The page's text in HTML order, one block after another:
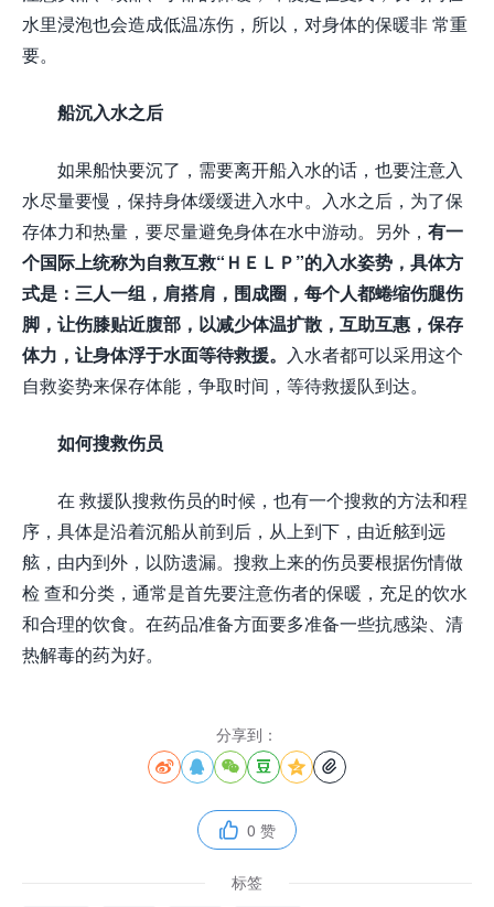
水里浸泡也会造成低温冻伤，所以，对身体的保暖非 常重
要。
船沉入水之后
如果船快要沉了，需要离开船入水的话，也要注意入
水尽量要慢，保持身体缓缓进入水中。入水之后，为了保
存体力和热量，要尽量避免身体在水中游动。另外， 有一
个国际上统称为自救互救“ＨＥＬＰ”的入水姿势，具体方
式是：三人一组，肩搭肩，围成圈，每个人都蜷缩伤腿伤
脚，让伤膝贴近腹部，以减少体温扩散，互助互惠，保存
体力，让身体浮于水面等待救援。 入水者都可以采用这个
自救姿势来保存体能，争取时间，等待救援队到达。
如何搜救伤员
在 救援队搜救伤员的时候，也有一个搜救的方法和程
序，具体是沿着沉船从前到后，从上到下，由近舷到远
舷，由内到外，以防遗漏。搜救上来的伤员要根据伤情做
检 查和分类，通常是首先要注意伤者的保暖，充足的饮水
和合理的饮食。在药品准备方面要多准备一些抗感染、清
热解毒的药为好。
分享到：
     
 0 赞
标签